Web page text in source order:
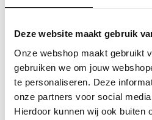
Deze website maakt gebruik
Onze webshop maakt gebruikt
gebruiken we om jouw
te personaliseren. Deze
onze partners voor social
Hierdoor kunnen wij ook buiten
De aangegeven prijs is incl.
Niet goed, geld terug
Stel een vraag